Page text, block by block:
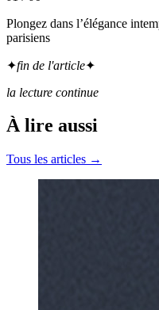
Plongez dans l’élégance
parisiens
✦fin de l'article✦
la lecture continue
À lire aussi
Tous les articles →